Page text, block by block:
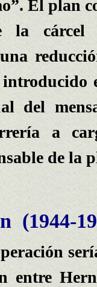
El plan
la
del
a
de la
(1944-
entre